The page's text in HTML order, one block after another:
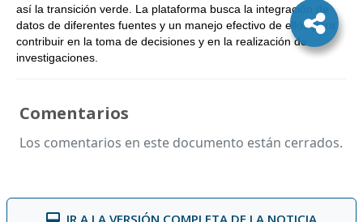
así la transición verde. La plataforma busca la integración de
datos de diferentes fuentes y un manejo efectivo de ellos para
contribuir en la toma de decisiones y en la realización de
investigaciones.
Comentarios
Los comentarios en este documento están cerrados.
IR A LA VERSIÓN COMPLETA DE LA NOTICIA